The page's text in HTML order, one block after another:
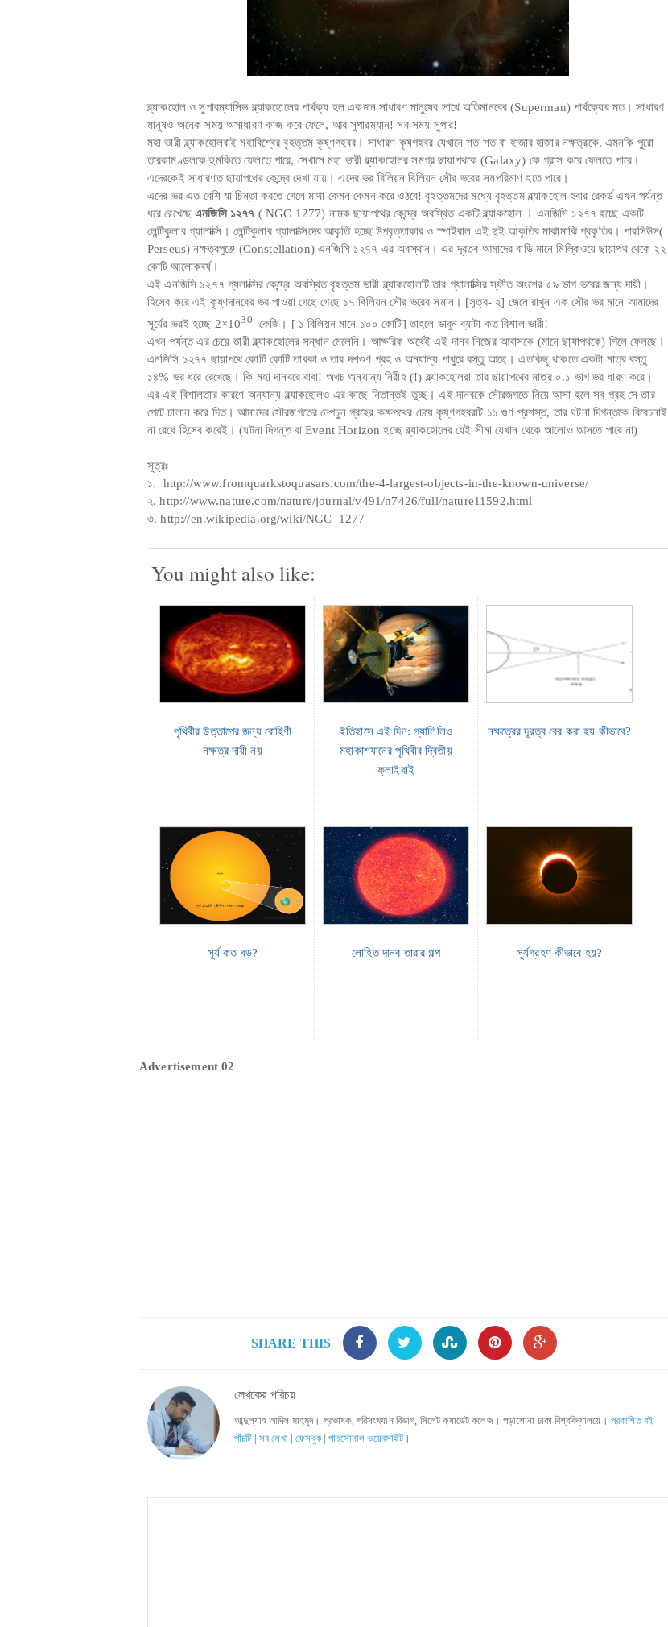
ব্ল্যাকহোল ও সুপারম্যাসিভ ব্ল্যাকহোলের পার্থক্য হল একজন সাধারণ মানুষের সাথে অতিমানবের (Superman) পার্থক্যের মত। সাধারণ
মানুষও অনেক সময় অসাধারণ কাজ করে ফেলে, আর সুপারম্যান! সব সময় সুপার!
মহা ভারী ব্ল্যাকহোলরাই মহাবিশ্বের বৃহত্তম কৃষ্ণগহবর। সাধারণ কৃষগহবর যেখানে শত শত বা হাজার হাজার নক্ষত্রকে, এমনকি পুরো
তারকামণ্ডলকে হুমকিতে ফেলতে পারে, সেখানে মহা ভারী ব্ল্যাকহোলর সমগ্র ছায়াপথকে (Galaxy) কে গ্রাস করে ফেলতে পারে।
এদেরকেই সাধারণত ছায়াপথের কেন্দ্রে দেখা যায়। এদের ভর বিলিয়ন বিলিয়ন সৌর ভরের সমপরিমাণ হতে পারে।
এদের ভর এত বেশি যা চিন্তা করতে গেলে মাথা কেমন কেমন করে ওঠবে! বৃহত্তমদের মধ্যে বৃহত্তম ব্ল্যাকহোল হবার রেকর্ড এখন পর্যন্ত
ধরে রেখেছেএনজিসি ১২৭৭ ( NGC 1277) নামক ছায়াপথের কেন্দ্রে অবস্থিত একটি ব্ল্যাকহোল । এনজিসি ১২৭৭ হচ্ছে একটি
লেন্টিকুলার গ্যালাক্সি। লেন্টিকুলার গ্যালাক্সিদের আকৃতি হচ্ছে উপবৃত্তাকার ও স্পাইরাল এই দুই আকৃতির মাঝামাঝি প্রকৃতির। পারসিউস(
Perseus) নক্ষত্রপুঞ্জে (Constellation) এনজিসি ১২৭৭ এর অবস্থান। এর দূরত্ব আমাদের বাড়ি মানে মিল্কিওয়ে ছায়াপথ থেকে ২২
কোটি আলোকবর্ষ।
এই এনজিসি ১২৭৭ গ্যলাক্সির কেন্দ্রে অবস্থিত বৃহত্তম ভারী ব্ল্যাকহোলটি তার গ্যালাক্সির স্ফীত অংশের ৫৯ ভাগ ভরের জন্য দায়ী।
হিসেব করে এই কৃষ্ণদানবের ভর পাওয়া গেছে গেছে ১৭ বিলিয়ন সৌর ভরের সমান। [সূত্র- ২] জেনে রাখুন এক সৌর ভর মানে আমাদের
সূর্যের ভরই হচ্ছে 2×1030
কেজি। [ ১ বিলিয়ন মানে ১০০ কোটি] তাহলে ভাবুন ব্যাটা কত বিশাল ভারী!
এখন পর্যন্ত এর চেয়ে ভারী ব্ল্যাকহোলের সন্ধান মেলেনি। আক্ষরিক অর্থেই এই দানব নিজের আবাসকে (মানে ছা্যাপথকে) গিলে ফেলছে।
এনজিসি ১২৭৭ ছায়াপথে কোটি কোটি তারকা ও তার দশগুণ গ্রহ ও অন্যান্য পাথুরে বস্তু আছে। এতকিছু থাকতে একটা মাত্র বস্তু
১৪% ভর ধরে রেখেছে। কি মহা দানবরে বাবা! অথচ অন্যান্য নিরীহ (!) ব্ল্যাকহোলরা তার ছায়াপথের মাত্র ০.১ ভাগ ভর ধারণ করে।
এর এই বিশালতার কারণে অন্যান্য ব্ল্যাকহোলও এর কাছে নিতান্তই তুচ্ছ। এই দানবকে সৌরজগতে নিয়ে আসা হলে সব গ্রহ সে তার
পেটে চালান করে দিত। আমাদের সৌরজগতের নেপচুন গ্রহের কক্ষপথের চেয়ে কৃষ্ণগহবরটি ১১ গুণ প্রশস্ত, তার ঘটনা দিগন্তকে বিবেচনাই
না রেখে হিসেব করেই। (ঘটনা দিগন্ত বা Event Horizon হচ্ছে ব্ল্যাকহোলের যেই সীমা যেখান থেকে আলোও আসতে পারে না)
সূত্রঃ
১. http://www.fromquarkstoquasars.com/the-4-largest-objects-in-the-known-universe/
২. http://www.nature.com/nature/journal/v491/n7426/full/nature11592.html
৩. http://en.wikipedia.org/wiki/NGC_1277
You might also like:
পৃথিবীর উত্তাপের জন্য রোহিণী
নক্ষত্র দায়ী নয়
ইতিহাসে এই দিন: গ্যালিলিও
মহাকাশযানের পৃথিবীর দ্বিতীয়
ফ্লাইবাই
নক্ষত্রের দূরত্ব বের করা হয় কীভাবে?
সূর্য কত বড়? লোহিত দানব তারার গল্প সূর্যগ্রহণ কীভাবে হয়?
Advertisement 02
SHARE THIS
লেখকের পরিচয়
আব্দুল্যাহ আদিল মাহমুদ। প্রভাষক, পরিসংখ্যান বিভাগ, সিলেট ক্যাডেট কলেজ। পড়াশোনা ঢাকা বিশ্ববিদ্যালয়ে। প্রকাশিত বই
পাঁচটি | সব লেখা|ফেসবুক|পারসোনাল ওয়েবসাইট ।